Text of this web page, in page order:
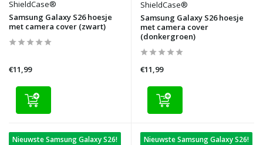
ShieldCase®
Samsung Galaxy S26 hoesje
met camera cover (zwart)
€11,99
ShieldCase®
Samsung Galaxy S26 hoesje
met camera cover
(donkergroen)
€11,99
Nieuwste Samsung Galaxy S26! Nieuwste Samsung Galaxy S26!